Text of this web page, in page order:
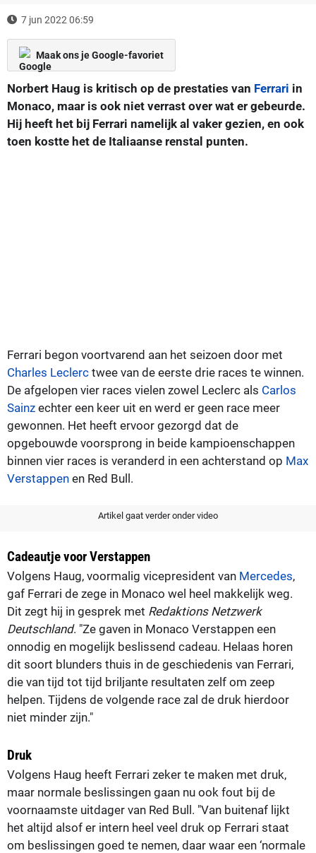
7 jun 2022 06:59
Maak ons je Google-favoriet
Norbert Haug is kritisch op de prestaties van Ferrari in
Monaco, maar is ook niet verrast over wat er gebeurde.
Hij heeft het bij Ferrari namelijk al vaker gezien, en ook
toen kostte het de Italiaanse renstal punten.
Ferrari begon voortvarend aan het seizoen door met
Charles Leclerc twee van de eerste drie races te winnen.
De afgelopen vier races vielen zowel Leclerc als Carlos
Sainz echter een keer uit en werd er geen race meer
gewonnen. Het heeft ervoor gezorgd dat de
opgebouwde voorsprong in beide kampioenschappen
binnen vier races is veranderd in een achterstand op Max
Verstappen en Red Bull.
Artikel gaat verder onder video
Cadeautje voor Verstappen
Volgens Haug, voormalig vicepresident van Mercedes,
gaf Ferrari de zege in Monaco wel heel makkelijk weg.
Dit zegt hij in gesprek met Redaktions Netzwerk
Deutschland. "Ze gaven in Monaco Verstappen een
onnodig en mogelijk beslissend cadeau. Helaas horen
dit soort blunders thuis in de geschiedenis van Ferrari,
die van tijd tot tijd briljante resultaten zelf om zeep
helpen. Tijdens de volgende race zal de druk hierdoor
niet minder zijn."
Druk
Volgens Haug heeft Ferrari zeker te maken met druk,
maar normale beslissingen gaan nu ook fout bij de
voornaamste uitdager van Red Bull. "Van buitenaf lijkt
het altijd alsof er intern heel veel druk op Ferrari staat
om beslissingen goed te nemen, daar waar een ‘normale